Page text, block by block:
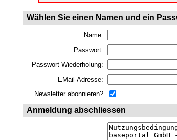
Wählen Sie einen Namen und ein
Name:
Passwort:
Passwort Wiederholung:
EMail-Adresse:
Newsletter abonnieren?
Anmeldung abschliessen